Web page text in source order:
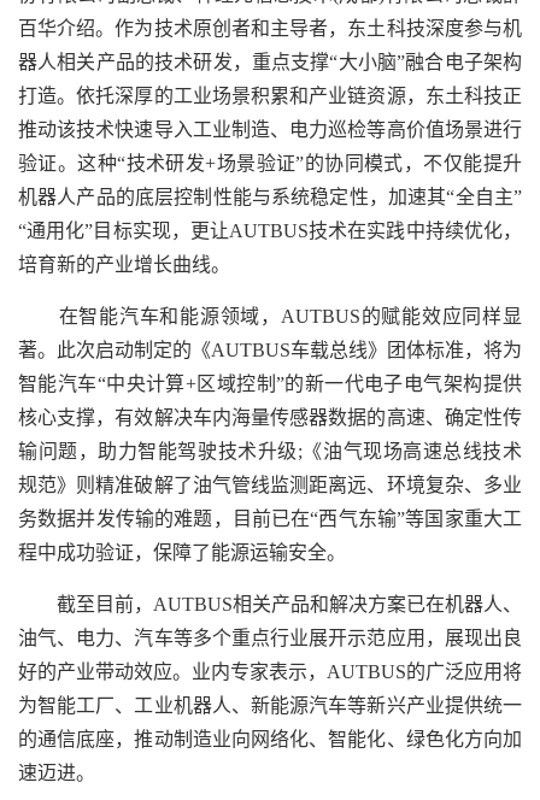
百华介绍。作为技术原创者和主导者，东土科技深度参与机
器人相关产品的技术研发，重点支撑“大小脑”融合电子架构
打造。依托深厚的工业场景积累和产业链资源，东土科技正
推动该技术快速导入工业制造、电力巡检等高价值场景进行
验证。这种“技术研发+场景验证”的协同模式，不仅能提升
机器人产品的底层控制性能与系统稳定性，加速其“全自主”
“通用化”目标实现，更让AUTBUS技术在实践中持续优化，
培育新的产业增长曲线。
在智能汽车和能源领域，AUTBUS的赋能效应同样显
著。此次启动制定的《AUTBUS车载总线》团体标准，将为
智能汽车“中央计算+区域控制”的新一代电子电气架构提供
核心支撑，有效解决车内海量传感器数据的高速、确定性传
输问题，助力智能驾驶技术升级;《油气现场高速总线技术
规范》则精准破解了油气管线监测距离远、环境复杂、多业
务数据并发传输的难题，目前已在“西气东输”等国家重大工
程中成功验证，保障了能源运输安全。
截至目前，AUTBUS相关产品和解决方案已在机器人、
油气、电力、汽车等多个重点行业展开示范应用，展现出良
好的产业带动效应。业内专家表示，AUTBUS的广泛应用将
为智能工厂、工业机器人、新能源汽车等新兴产业提供统一
的通信底座，推动制造业向网络化、智能化、绿色化方向加
速迈进。